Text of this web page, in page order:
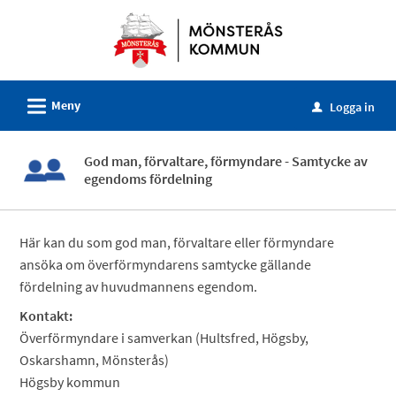
tjänster
Mönsterås
kommun
L Meny u Logga in
God man, förvaltare, förmyndare - Samtycke av
egendoms fördelning
Här kan du som god man, förvaltare eller förmyndare
ansöka om överförmyndarens samtycke gällande
fördelning av huvudmannens egendom.
Kontakt:
Överförmyndare i samverkan (Hultsfred, Högsby,
Oskarshamn, Mönsterås)
Högsby kommun